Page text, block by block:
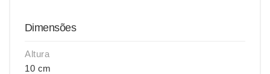
Dimensões
Altura
10 cm